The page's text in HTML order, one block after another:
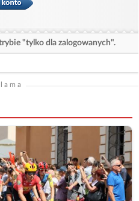
"tylko dla zalogowanych".